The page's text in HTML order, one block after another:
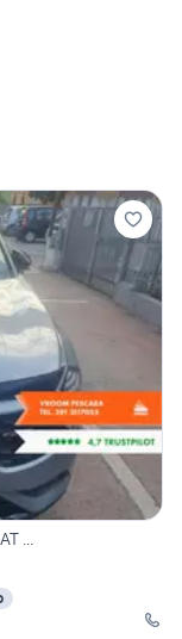
...